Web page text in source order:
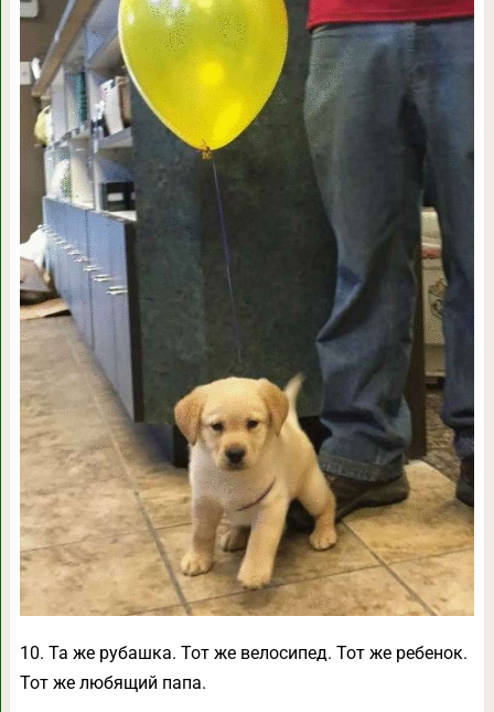
10. Та же рубашка. Тот же велосипед. Тот же ребенок.
Тот же любящий папа.